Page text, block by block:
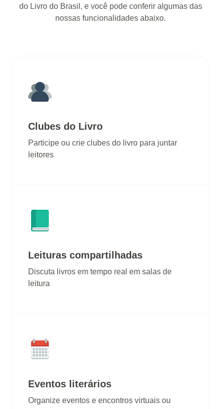
do Livro do Brasil, e você pode conferir algumas das
nossas funcionalidades abaixo.
Clubes do Livro
Participe ou crie clubes do livro para juntar
leitores
Leituras compartilhadas
Discuta livros em tempo real em salas de
leitura
Eventos literários
Organize eventos e encontros virtuais ou